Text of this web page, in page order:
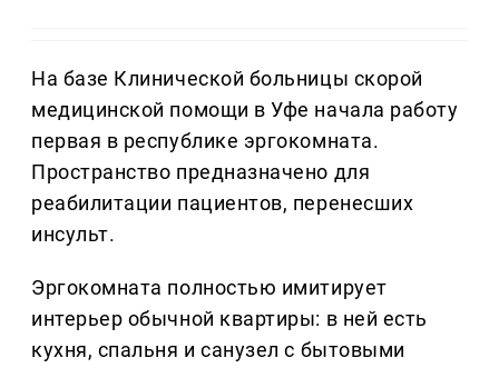
На базе Клинической больницы скорой
медицинской помощи в Уфе начала работу
первая в республике эргокомната.
Пространство предназначено для
реабилитации пациентов, перенесших
инсульт.
Эргокомната полностью имитирует
интерьер обычной квартиры: в ней есть
кухня, спальня и санузел с бытовыми